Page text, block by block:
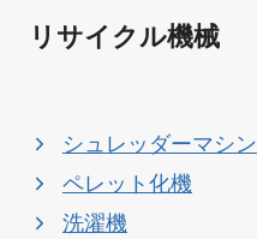
リサイクル機械
シュレッダーマシン
ペレット化機
洗濯機